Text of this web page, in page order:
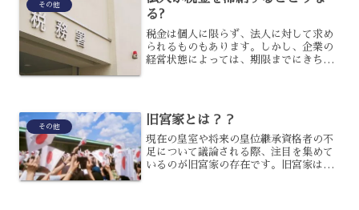
その他
る?
税金は個人に限らず、法人に対して求め
られるものもあります。しかし、企業の
経営状態によっては、期限までにきちん
うか?今回は、滞納してしま...
その他 旧宮家とは？？
現在の皇室や将来の皇位継承資格者の不
足について議論される際、注目を集めて
いるのが旧宮家の存在です。旧宮家は戦